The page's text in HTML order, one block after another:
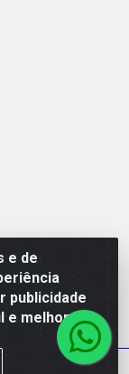
e de
publicidade
e melhorar a
962 - Bongi -
0001-48